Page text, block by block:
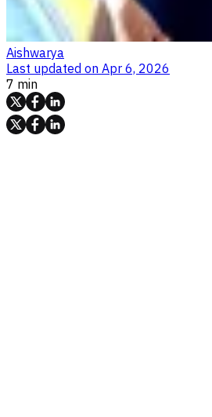
Aishwarya
Last updated on Apr 6, 2026
7 min